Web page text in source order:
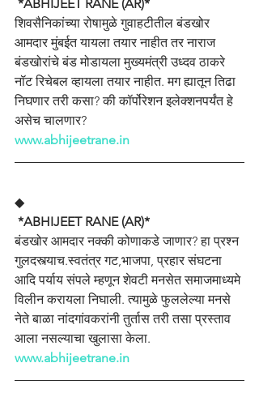
*ABHIJEET RANE (AR)*
शिवसैनिकांच्या रोषामुळे गुवाहटीतील बंडखोर
आमदार मुंबईत यायला तयार नाहीत तर नाराज
बंडखोरांचे बंड मोडायला मुख्यमंत्री उध्दव ठाकरे
नॉट रिचेबल व्हायला तयार नाहीत. मग ह्यातून तिढा
निघणार तरी कसा? की कॉर्पोरेशन इलेक्शनपर्यंत हे
असेच चालणार?
www.abhijeetrane.in
◆
*ABHIJEET RANE (AR)*
बंडखोर आमदार नक्की कोणाकडे जाणार? हा प्रश्न
गुलदस्त्याच.स्वतंत्र गट,भाजपा, प्रहार संघटना
आदि पर्याय संपले म्हणून शेवटी मनसेत समाजमाध्यमे
विलीन करायला निघाली. त्यामुळे फुललेल्या मनसे
नेते बाळा नांदगांवकरांनी तुर्तास तरी तसा प्रस्ताव
आला नसल्याचा खुलासा केला.
www.abhijeetrane.in